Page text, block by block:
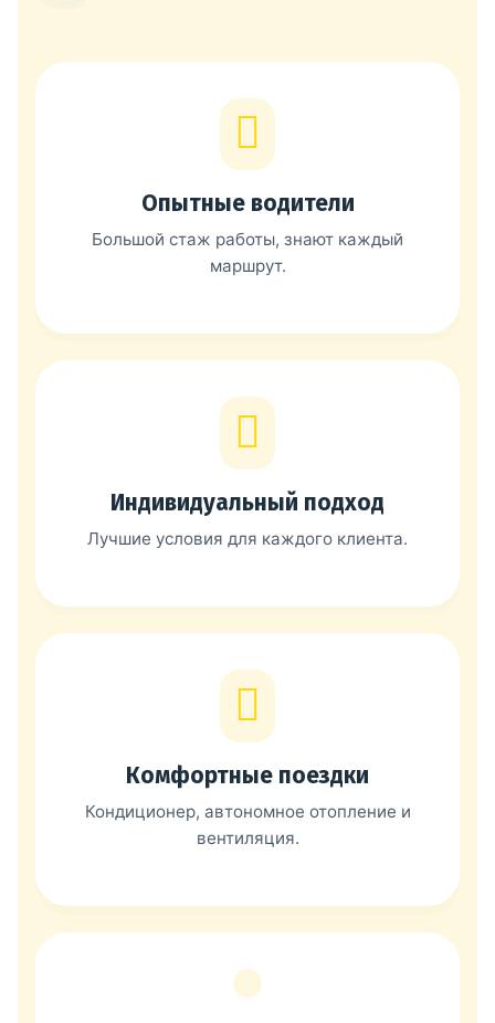
Опытные водители
Большой стаж работы, знают каждый
маршрут.
Индивидуальный подход
Лучшие условия для каждого клиента.
Комфортные поездки
Кондиционер, автономное отопление и
вентиляция.